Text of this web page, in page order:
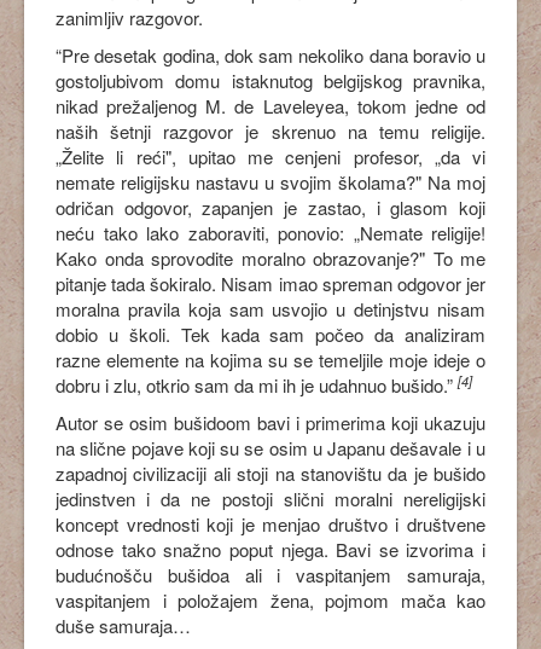
zanimljiv razgovor.
“Pre desetak godina, dok sam nekoliko dana boravio u
gostoljubivom domu istaknutog belgijskog pravnika,
nikad prežaljenog M. de Laveleyea, tokom jedne od
naših šetnji razgovor je skrenuo na temu religije.
„Želite li reći", upitao me cenjeni profesor, „da vi
nemate religijsku nastavu u svojim školama?" Na moj
odričan odgovor, zapanjen je zastao, i glasom koji
neću tako lako zaboraviti, ponovio: „Nemate religije!
Kako onda sprovodite moralno obrazovanje?" To me
pitanje tada šokiralo. Nisam imao spreman odgovor jer
moralna pravila koja sam usvojio u detinjstvu nisam
dobio u školi. Tek kada sam počeo da analiziram
razne elemente na kojima su se temeljile moje ideje o
dobru i zlu, otkrio sam da mi ih je udahnuo bušido.”[4]
Autor se osim bušidoom bavi i primerima koji ukazuju
na slične pojave koji su se osim u Japanu dešavale i u
zapadnoj civilizaciji ali stoji na stanovištu da je bušido
jedinstven i da ne postoji slični moralni nereligijski
koncept vrednosti koji je menjao društvo i društvene
odnose tako snažno poput njega. Bavi se izvorima i
budućnošču bušidoa ali i vaspitanjem samuraja,
vaspitanjem i položajem žena, pojmom mača kao
duše samuraja…